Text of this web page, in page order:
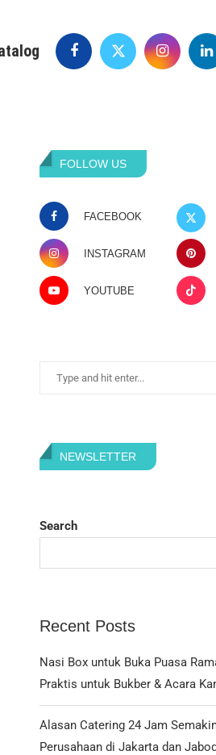
FOLLOW US
FACEBOOK
INSTAGRAM
YOUTUBE
NEWSLETTER
Search
Recent Posts
Nasi Box untuk Buka Puasa
Praktis untuk Bukber & Acara
Alasan Catering 24 Jam
Perusahaan di Jakarta dan